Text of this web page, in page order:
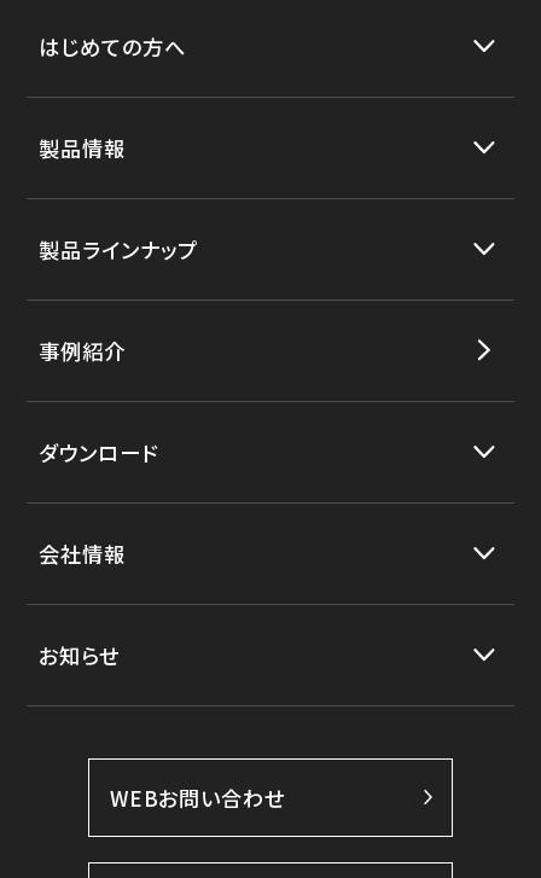
はじめての方へ
製品情報
製品ラインナップ
事例紹介
ダウンロード
会社情報
お知らせ
WEBお問い合わせ